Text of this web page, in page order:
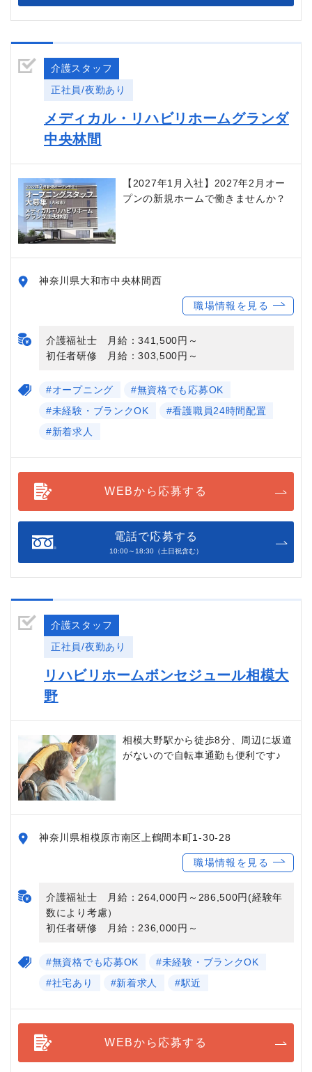
介護スタッフ
正社員/夜勤あり
メディカル・リハビリホームグランダ
中央林間
【2027年1月入社】2027年2月オー
プンの新規ホームで働きませんか？
神奈川県大和市中央林間西
職場情報を見る
介護福祉士 月給：341,500円～
初任者研修 月給：303,500円～
#オープニング
#無資格でも応募OK
#未経験・ブランクOK
#看護職員24時間配置
#新着求人
WEBから応募する
電話で応募する
10:00～18:30（土日祝含む）
介護スタッフ
正社員/夜勤あり
リハビリホームボンセジュール相模大
野
相模大野駅から徒歩8分、周辺に坂道
がないので自転車通勤も便利です♪
神奈川県相模原市南区上鶴間本町1-30-28
職場情報を見る
介護福祉士 月給：264,000円～286,500円(経験年
数により考慮）
初任者研修 月給：236,000円～
#無資格でも応募OK
#未経験・ブランクOK
#社宅あり
#新着求人 #駅近
WEBから応募する